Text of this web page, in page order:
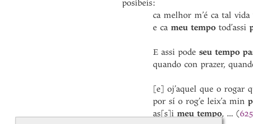
posíbeis:
ca melhor m’é ca tal vida
e ca meu tempo tod’assi
E assi pode seu tempo
quando con prazer, quando
[e] oj’aquel que o rogar
por sí o rog’e leix’a min
as[s]i meu tempo, ... (